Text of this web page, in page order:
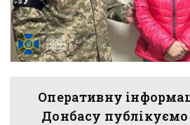
Оперативну
Донбасу